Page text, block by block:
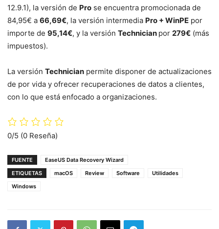
12.9.1), la versión de Pro se encuentra promocionada de
84,95€ a 66,69€, la versión intermedia Pro + WinPE por
importe de 95,14€, y la versión Technician por 279€ (más
impuestos).
La versión Technician permite disponer de actualizaciones
de por vida y ofrecer recuperaciones de datos a clientes,
con lo que está enfocado a organizaciones.
0/5 (0 Reseña)
FUENTE
EaseUS Data Recovery Wizard
ETIQUETAS
macOS Review Software
Utilidades
Windows